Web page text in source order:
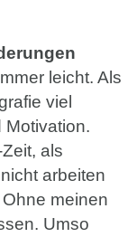
leicht. Als
viel
Motivation.
als
arbeiten
meinen
Umso